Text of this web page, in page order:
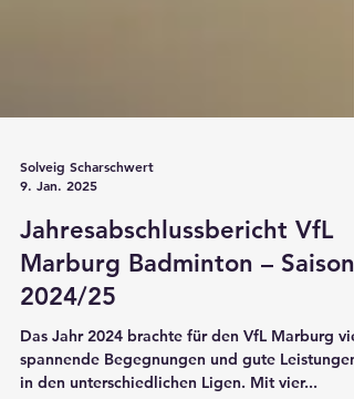
9. Jan. 2025
Jahresabschlussbericht VfL
Marburg Badminton – Saison
2024/25
Das Jahr 2024 brachte für den VfL Marburg